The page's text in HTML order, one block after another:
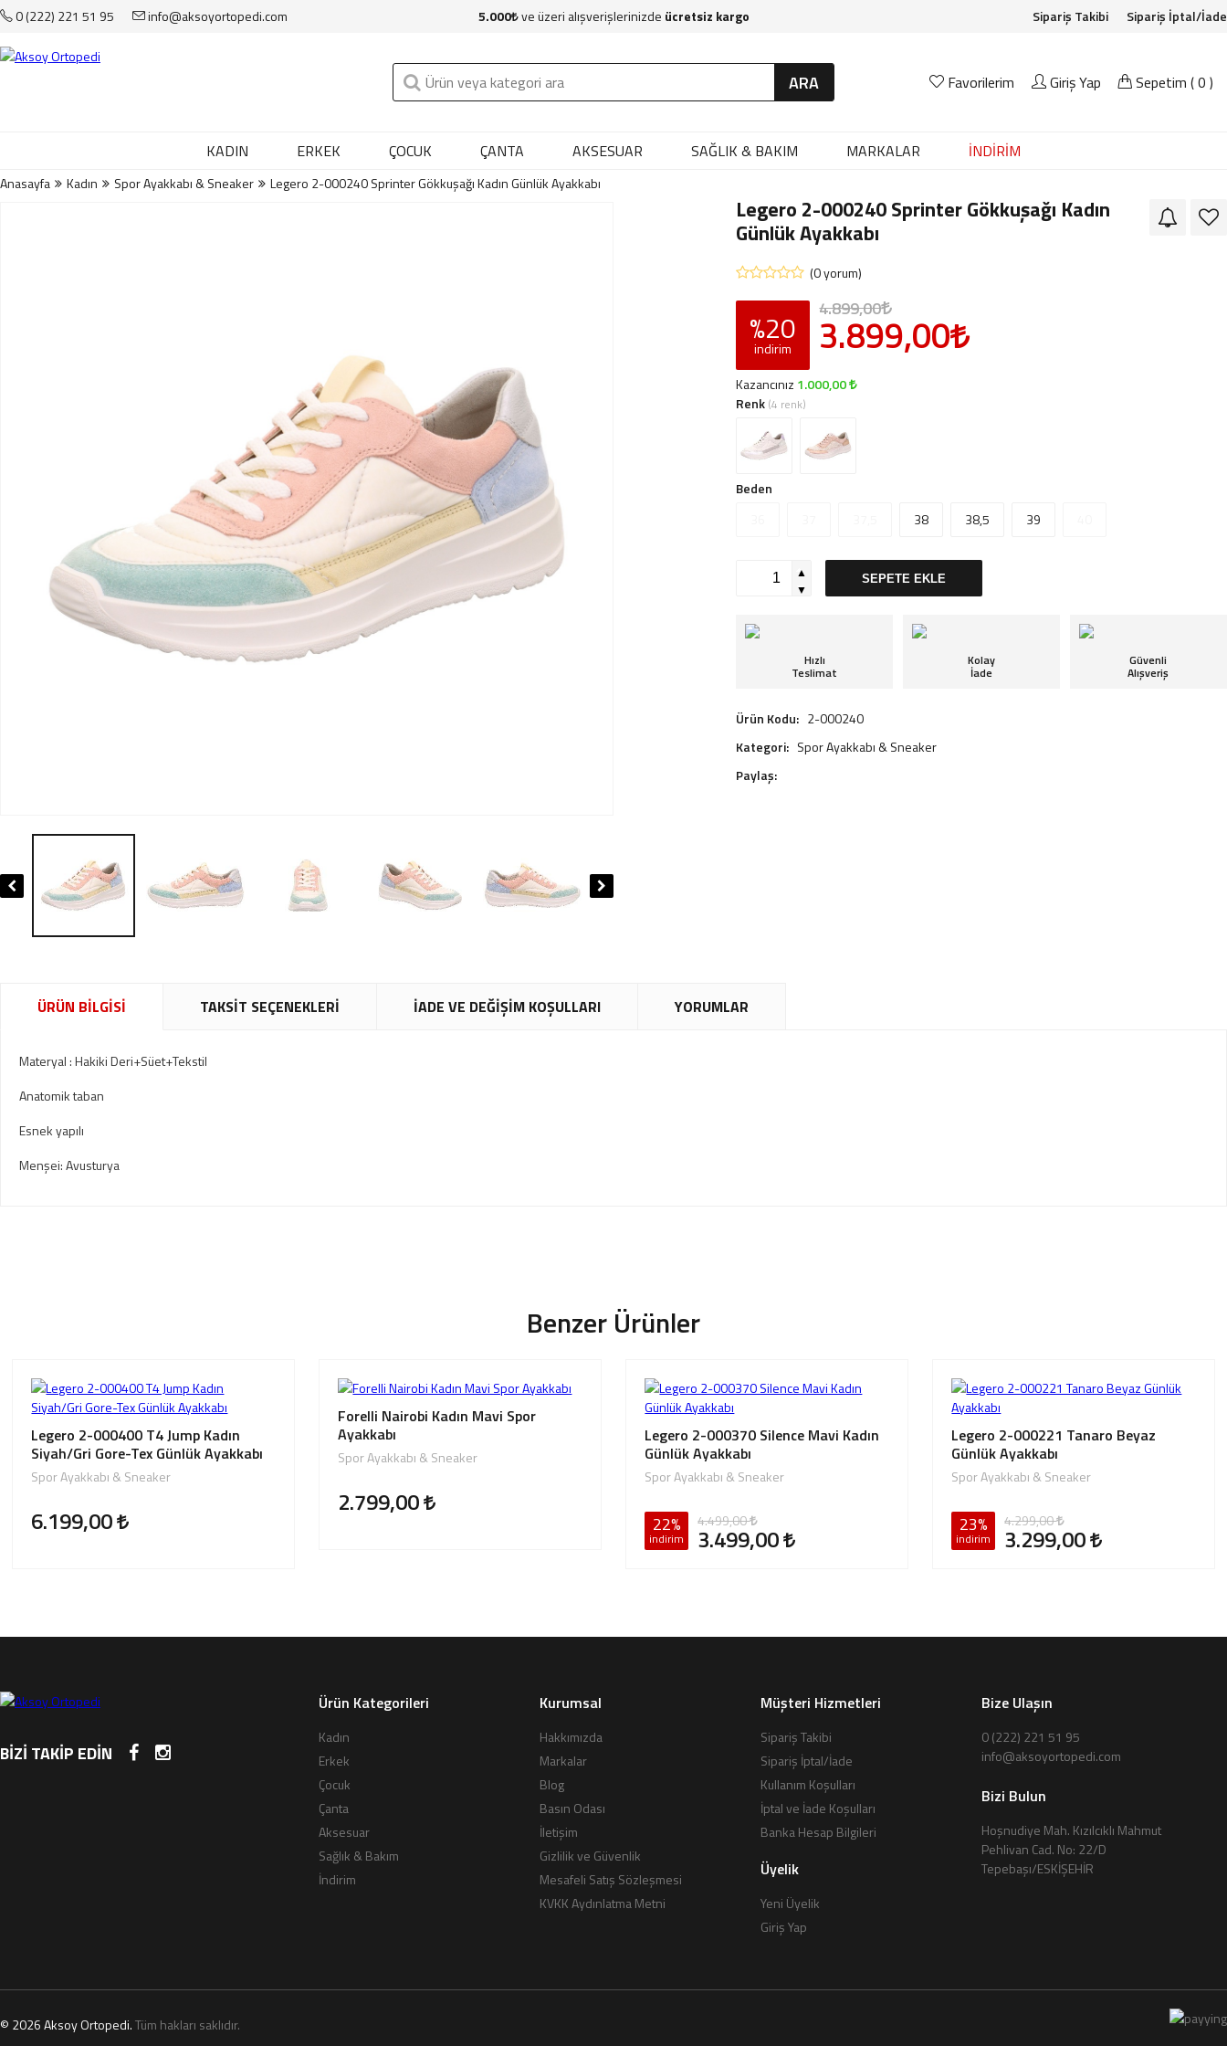
Kadın
Çanta
0 (222) 221 51 95 info@aksoyortopedi.com 5.000 ve üzeri alışverişlerinizde ücretsiz kargo Sipariş Takibi Sipariş İptal/İade
ARA Favorilerim Giriş Yap Sepetim (0 )
KADIN ERKEK ÇOCUK ÇANTA AKSESUAR SAĞLIK & BAKIM MARKALAR İNDİRİM
Anasayfa Kadın Spor Ayakkabı & Sneaker Legero 2-000240 Sprinter Gökkuşağı Kadın Günlük Ayakkabı
Legero 2-000240 Sprinter Gökkuşağı Kadın
Günlük Ayakkabı
(0 yorum)
%20
indirim
4.899,00
3.899,00
Kazancınız 1.000,00
Renk (4 renk)
Beden
38 38,5 39
▲
▼
SEPETE EKLE
Hızlı
Teslimat
Kolay
İade
Güvenli
Alışveriş
Ürün Kodu: 2-000240
Kategori: Spor Ayakkabı & Sneaker
Paylaş:
ÜRÜN BİLGİSİ TAKSİT SEÇENEKLERİ İADE VE DEĞİŞİM KOŞULLARI YORUMLAR
Materyal : Hakiki Deri+Süet+Tekstil
Anatomik taban
Esnek yapılı
Menşei: Avusturya
Benzer Ürünler
Legero 2-000400 T4 Jump Kadın
Siyah/Gri Gore-Tex Günlük Ayakkabı
Spor Ayakkabı & Sneaker
6.199,00
Forelli Nairobi Kadın Mavi Spor
Ayakkabı
Spor Ayakkabı & Sneaker
2.799,00
Legero 2-000370 Silence Mavi Kadın
Günlük Ayakkabı
Spor Ayakkabı & Sneaker
22%
indirim
4.499,00
3.499,00
Legero 2-000221 Tanaro Beyaz
Günlük Ayakkabı
Spor Ayakkabı & Sneaker
23%
indirim
4.299,00
3.299,00
BİZİ TAKİP EDİN
Ürün Kategorileri
Kadın
Erkek
Çocuk
Çanta
Aksesuar
Sağlık & Bakım
İndirim
Kurumsal
Hakkımızda
Markalar
Blog
Basın Odası
İletişim
Gizlilik ve Güvenlik
Mesafeli Satış Sözleşmesi
KVKK Aydınlatma Metni
Müşteri Hizmetleri
Sipariş Takibi
Sipariş İptal/İade
Kullanım Koşulları
İptal ve İade Koşulları
Banka Hesap Bilgileri
Üyelik
Yeni Üyelik
Giriş Yap
Bize Ulaşın
0 (222) 221 51 95
info@aksoyortopedi.com
Bizi Bulun
Hoşnudiye Mah. Kızılcıklı Mahmut
Pehlivan Cad. No: 22/D
Tepebaşı/ESKİŞEHİR
© 2026 Aksoy Ortopedi.Tüm hakları saklıdır.